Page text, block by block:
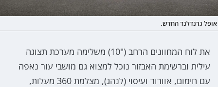
אופל גרנדלנד החדש.
את לוח המחוונים הרחב ("10) משלימה מערכת תצוגה
עילית וברשימת האבזור נוכל למצוא גם מושבי עור נאפה
עם חימום, אוורור ועיסוי (לנהג), מצלמת 360 מעלות,